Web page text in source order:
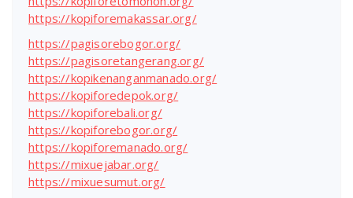
https://kopiforemakassar.org/
https://pagisorebogor.org/
https://pagisoretangerang.org/
https://kopikenanganmanado.org/
https://kopiforedepok.org/
https://kopiforebali.org/
https://kopiforebogor.org/
https://kopiforemanado.org/
https://mixuejabar.org/
https://mixuesumut.org/